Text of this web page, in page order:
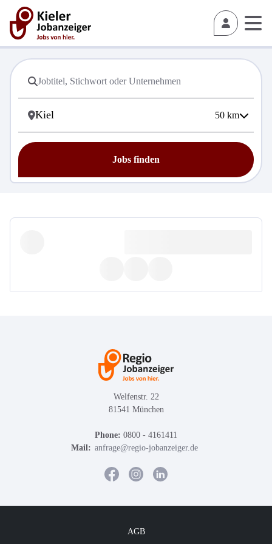
50 km
Jobs finden
Welfenstr. 22
81541 München
Phone: 0800 - 4161411
Mail: anfrage@regio-jobanzeiger.de
AGB